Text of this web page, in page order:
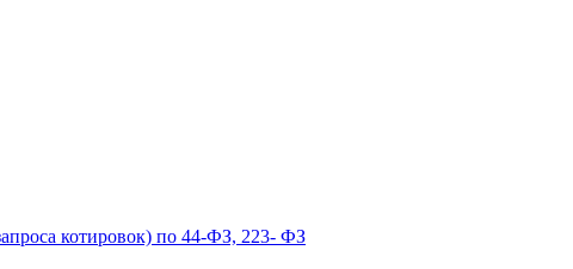
котировок) по 44-ФЗ, 223- ФЗ